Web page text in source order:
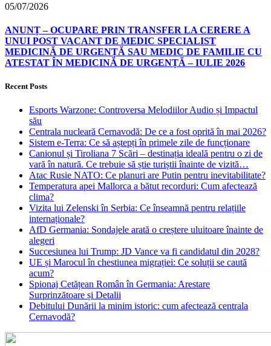
05/07/2026
ANUNȚ – OCUPARE PRIN TRANSFER LA CERERE A
UNUI POST VACANT DE MEDIC SPECIALIST
MEDICINĂ DE URGENȚĂ SAU MEDIC DE FAMILIE CU
ATESTAT ÎN MEDICINĂ DE URGENȚĂ – IULIE 2026
Recent Posts
Esports Warzone: Controversa Melodiilor Audio și Impactul
său
Centrala nucleară Cernavodă: De ce a fost oprită în mai 2026?
Sistem e-Terra: Ce să aștepți în primele zile de funcționare
Canionul și Tiroliana 7 Scări – destinația ideală pentru o zi de
vară în natură. Ce trebuie să știe turiștii înainte de vizită…
Atac Rusie NATO: Ce planuri are Putin pentru inevitabilitate?
Temperatura apei Mallorca a bătut recorduri: Cum afectează
clima?
Vizita lui Zelenski în Serbia: Ce înseamnă pentru relațiile
internaționale?
AfD Germania: Sondajele arată o creștere uluitoare înainte de
alegeri
Succesiunea lui Trump: JD Vance va fi candidatul din 2028?
UE și Marocul în chestiunea migrației: Ce soluții se caută
acum?
Spionaj Cetățean Român în Germania: Arestare
Surprinzătoare și Detalii
Debitului Dunării la minim istoric: cum afectează centrala
Cernavodă?